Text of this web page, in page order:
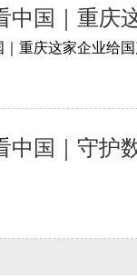
中国｜重庆
重庆这家企业给国
中国｜守护